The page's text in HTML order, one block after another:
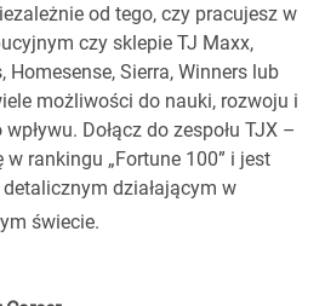
od tego, czy pracujesz w
czy sklepie TJ Maxx,
Homesense, Sierra, Winners lub
możliwości do nauki, rozwoju i
Dołącz do zespołu TJX –
w rankingu „Fortune 100” i jest
działającym w
świecie.